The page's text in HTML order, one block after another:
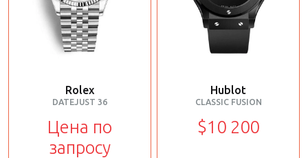
Rolex
DATEJUST 36
Цена по
запросу
Hublot
CLASSIC FUSION
$10 200